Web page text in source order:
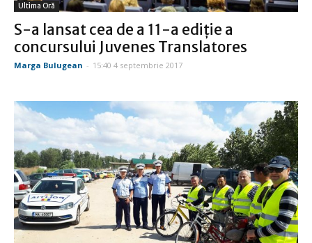
Ultima Oră
S-a lansat cea de a 11-a ediţie a
concursului Juvenes Translatores
Marga Bulugean - 15:40 4 septembrie 2017